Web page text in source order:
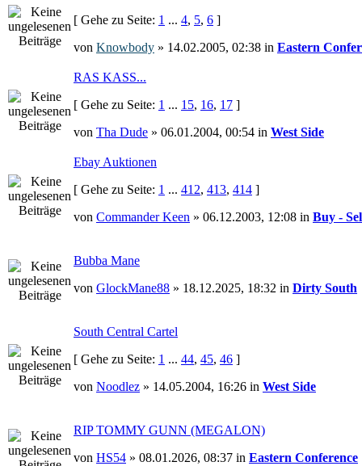
[ Gehe zu Seite: 1 ... 4, 5, 6 ]
von Knowbody » 14.02.2005, 02:38 in Eastern
RAS KASS...
[ Gehe zu Seite: 1 ... 15, 16, 17 ]
von Tha Dude » 06.01.2004, 00:54 in West Side
Ebay Auktionen
[ Gehe zu Seite: 1 ... 412, 413, 414 ]
von Commander Keen » 06.12.2003, 12:08 in Buy -
Bubba Mane
von GlockMane88 » 18.12.2025, 18:32 in Dirty South
South Central Cartel
[ Gehe zu Seite: 1 ... 44, 45, 46 ]
von Noodlez » 14.05.2004, 16:26 in West Side
RIP TOMMY GUNN (MEGALON)
von HS54 » 08.01.2026, 08:37 in Eastern Conference